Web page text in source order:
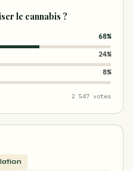
le cannabis ?
68%
24%
8%
2 547 votes